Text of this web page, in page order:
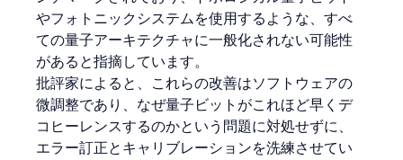
やフォトニックシステムを使用するような、すべ
ての量子アーキテクチャに一般化されない可能性
があると指摘しています。
批評家によると、これらの改善はソフトウェアの
微調整であり、なぜ量子ビットがこれほど早くデ
コヒーレンスするのかという問題に対処せずに、
エラー訂正とキャリブレーションを洗練させてい